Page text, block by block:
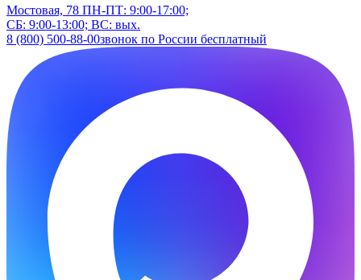
Мостовая, 78 ПН-ПТ: 9:00-17:00;
СБ: 9:00-13:00; ВС: вых.
8 (800) 500-88-00звонок по России бесплатный